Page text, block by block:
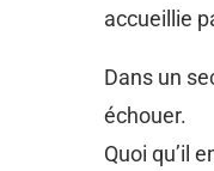
accueillie
Dans un
échouer.
Quoi qu’il